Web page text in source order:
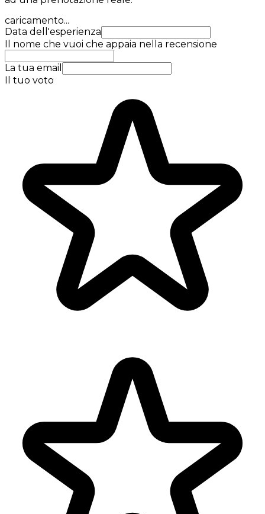
caricamento...
Data dell'esperienza
Il nome che vuoi che appaia nella recensione
La tua email
Il tuo voto